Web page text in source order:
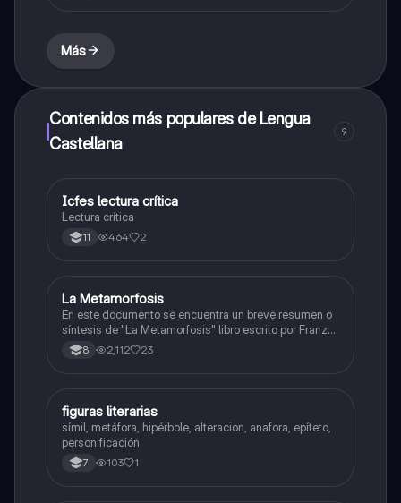
Más
Contenidos más populares de Lengua
Castellana
9
Lengua Castellana
Icfes lectura crítica
Lectura crítica
11 464 2
Lengua Castellana
La Metamorfosis
En este documento se encuentra un breve resumen o
síntesis de "La Metamorfosis" libro escrito por Franz
Kafka en 1915.
8 2,112 23
FLengua Castellana
figuras literarias
símil, metáfora, hipérbole, alteracion, anafora, epíteto,
personificación
7 103 1